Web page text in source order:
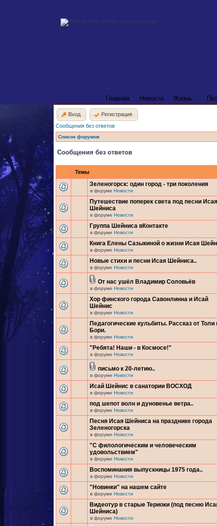
Главная Новости Жизнь
Вход
Регистрация
Сообщения без ответов
Список форумов
Сообщения без ответов
Темы
Зеленогорск: один город - три поколения
в форуме Новости
Путешествие поперек света под песни Исая
Шейниса
в форуме Новости
Группа Шейниса вКонтакте
в форуме Новости
Книга Елены Сазыкиной о жизни Исая
в форуме Новости
Новые стихи и песни Исая Шейниса..
в форуме Новости
От нас ушёл Владимир Соловьёв
в форуме Новости
Хор финского города Савонлинна и Исай
Шейнис
в форуме Новости
Педагогические кульбиты. Рассказ от Толи
Бори.
в форуме Новости
"Ребята! Наши - в Космосе!"
в форуме Новости
письмо к 20-летию..
в форуме Новости
Исай Шейнис в санатории ВОСХОД
в форуме Новости
под шепот волн и дуновенье ветра..
в форуме Новости
Песня Исая Шейниса на празднике города
Зеленогорска
в форуме Новости
"С филологическим и человеческим
удовольствием"
в форуме Новости
Воспоминания выпускницы 1975 года..
в форуме Новости
"Новинки" на нашем сайте
в форуме Новости
Видеотур в старые Териоки (под песню
Шейниса)
в форуме Новости